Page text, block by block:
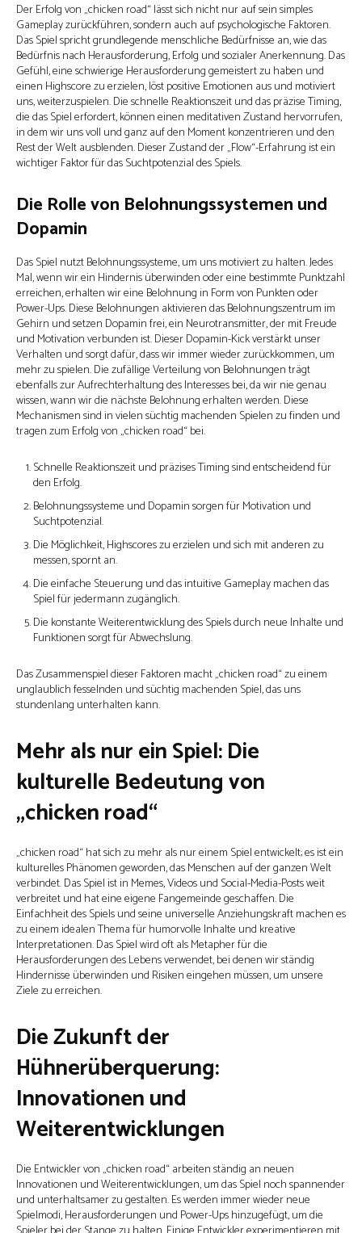
Der Erfolg von „chicken road“ lässt sich nicht nur auf sein simples
Gameplay zurückführen, sondern auch auf psychologische Faktoren.
Das Spiel spricht grundlegende menschliche Bedürfnisse an, wie das
Bedürfnis nach Herausforderung, Erfolg und sozialer Anerkennung. Das
Gefühl, eine schwierige Herausforderung gemeistert zu haben und
einen Highscore zu erzielen, löst positive Emotionen aus und motiviert
uns, weiterzuspielen. Die schnelle Reaktionszeit und das präzise Timing,
die das Spiel erfordert, können einen meditativen Zustand hervorrufen,
in dem wir uns voll und ganz auf den Moment konzentrieren und den
Rest der Welt ausblenden. Dieser Zustand der „Flow“-Erfahrung ist ein
wichtiger Faktor für das Suchtpotenzial des Spiels.
Die Rolle von Belohnungssystemen und
Dopamin
Das Spiel nutzt Belohnungssysteme, um uns motiviert zu halten. Jedes
Mal, wenn wir ein Hindernis überwinden oder eine bestimmte Punktzahl
erreichen, erhalten wir eine Belohnung in Form von Punkten oder
Power-Ups. Diese Belohnungen aktivieren das Belohnungszentrum im
Gehirn und setzen Dopamin frei, ein Neurotransmitter, der mit Freude
und Motivation verbunden ist. Dieser Dopamin-Kick verstärkt unser
Verhalten und sorgt dafür, dass wir immer wieder zurückkommen, um
mehr zu spielen. Die zufällige Verteilung von Belohnungen trägt
ebenfalls zur Aufrechterhaltung des Interesses bei, da wir nie genau
wissen, wann wir die nächste Belohnung erhalten werden. Diese
Mechanismen sind in vielen süchtig machenden Spielen zu finden und
tragen zum Erfolg von „chicken road“ bei.
Schnelle Reaktionszeit und präzises Timing sind entscheidend für
den Erfolg.
Belohnungssysteme und Dopamin sorgen für Motivation und
Suchtpotenzial.
Die Möglichkeit, Highscores zu erzielen und sich mit anderen zu
messen, spornt an.
Die einfache Steuerung und das intuitive Gameplay machen das
Spiel für jedermann zugänglich.
Die konstante Weiterentwicklung des Spiels durch neue Inhalte und
Funktionen sorgt für Abwechslung.
Das Zusammenspiel dieser Faktoren macht „chicken road“ zu einem
unglaublich fesselnden und süchtig machenden Spiel, das uns
stundenlang unterhalten kann.
Mehr als nur ein Spiel: Die
kulturelle Bedeutung von
„chicken road“
„chicken road“ hat sich zu mehr als nur einem Spiel entwickelt; es ist ein
kulturelles Phänomen geworden, das Menschen auf der ganzen Welt
verbindet. Das Spiel ist in Memes, Videos und Social-Media-Posts weit
verbreitet und hat eine eigene Fangemeinde geschaffen. Die
Einfachheit des Spiels und seine universelle Anziehungskraft machen es
zu einem idealen Thema für humorvolle Inhalte und kreative
Interpretationen. Das Spiel wird oft als Metapher für die
Herausforderungen des Lebens verwendet, bei denen wir ständig
Hindernisse überwinden und Risiken eingehen müssen, um unsere
Ziele zu erreichen.
Die Zukunft der
Hühnerüberquerung:
Innovationen und
Weiterentwicklungen
Die Entwickler von „chicken road“ arbeiten ständig an neuen
Innovationen und Weiterentwicklungen, um das Spiel noch spannender
und unterhaltsamer zu gestalten. Es werden immer wieder neue
Spielmodi, Herausforderungen und Power-Ups hinzugefügt, um die